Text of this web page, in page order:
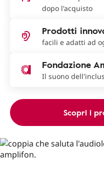
dopo l'acquisto
Prodotti
facili e adatti ad
Fondazione
Il suono
Scopri i